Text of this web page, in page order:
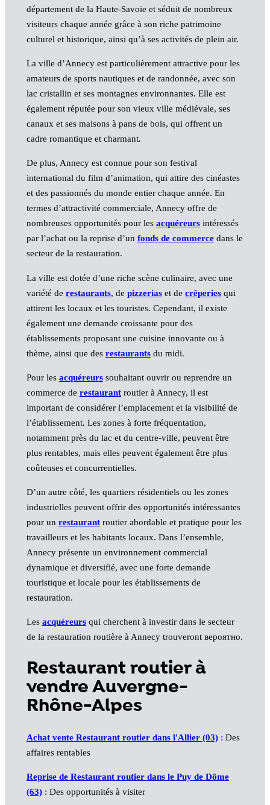
département de la Haute-Savoie et séduit de nombreux
visiteurs chaque année grâce à son riche patrimoine
culturel et historique, ainsi qu’à ses activités de plein air.
La ville d’Annecy est particulièrement attractive pour les
amateurs de sports nautiques et de randonnée, avec son
lac cristallin et ses montagnes environnantes. Elle est
également réputée pour son vieux ville médiévale, ses
canaux et ses maisons à pans de bois, qui offrent un
cadre romantique et charmant.
De plus, Annecy est connue pour son festival
international du film d’animation, qui attire des cinéastes
et des passionnés du monde entier chaque année. En
termes d’attractivité commerciale, Annecy offre de
nombreuses opportunités pour les acquéreursintéressés
par l’achat ou la reprise d’un fonds de commercedans le
secteur de la restauration.
La ville est dotée d’une riche scène culinaire, avec une
variété de restaurants, de pizzeriaset de crêperiesqui
attirent les locaux et les touristes. Cependant, il existe
également une demande croissante pour des
établissements proposant une cuisine innovante ou à
thème, ainsi que des restaurantsdu midi.
Pour les acquéreurssouhaitant ouvrir ou reprendre un
commerce de restaurantroutier à Annecy, il est
important de considérer l’emplacement et la visibilité de
l’établissement. Les zones à forte fréquentation,
notamment près du lac et du centre-ville, peuvent être
plus rentables, mais elles peuvent également être plus
coûteuses et concurrentielles.
D’un autre côté, les quartiers résidentiels ou les zones
industrielles peuvent offrir des opportunités intéressantes
pour un restaurantroutier abordable et pratique pour les
travailleurs et les habitants locaux. Dans l’ensemble,
Annecy présente un environnement commercial
dynamique et diversifié, avec une forte demande
touristique et locale pour les établissements de
restauration.
Les acquéreursqui cherchent à investir dans le secteur
de la restauration routière à Annecy trouveront вероятно.
Restaurant routier à
vendre Auvergne-
Rhône-Alpes
Achat vente Restaurant routier dans l'Allier (03): Des
affaires rentables
Reprise de Restaurant routier dans le Puy de Dôme
(63): Des opportunités à visiter